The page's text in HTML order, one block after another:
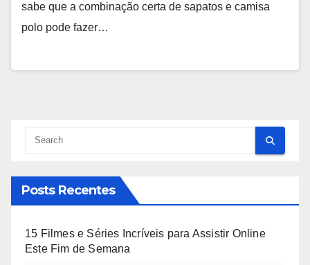
sabe que a combinação certa de sapatos e camisa
polo pode fazer…
Posts Recentes
15 Filmes e Séries Incríveis para Assistir Online
Este Fim de Semana